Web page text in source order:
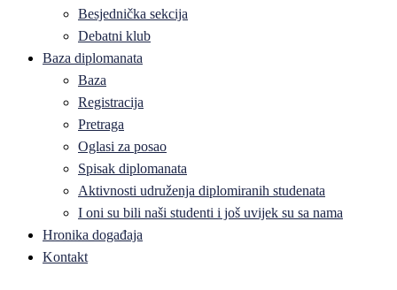
Besjednička sekcija
Debatni klub
Baza diplomanata
Baza
Registracija
Pretraga
Oglasi za posao
Spisak diplomanata
Aktivnosti udruženja diplomiranih studenata
I oni su bili naši studenti i još uvijek su sa nama
Hronika događaja
Kontakt